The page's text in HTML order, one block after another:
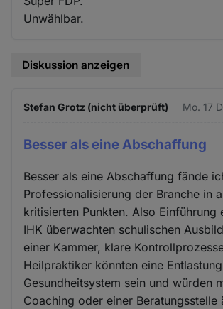
Unwählbar.
Diskussion anzeigen
Stefan Grotz (nicht überprüft) Mo. 17
Besser als eine Abschaffung
Besser als eine Abschaffung fände
Professionalisierung der Branche in
kritisierten Punkten. Also Einführung
IHK überwachten schulischen
einer Kammer, klare
Heilpraktiker könnten eine
Gesundheitsystem sein und würden
Coaching oder einer Beratungsstelle